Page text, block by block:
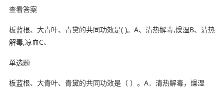
查看答案
板蓝根、大青叶、青黛的共同功效是( )。A、清热解毒,燥湿B、清热
解毒,凉血C、
单选题
板蓝根、大青叶、青黛的共同功效是（ ）。A．清热解毒，燥湿